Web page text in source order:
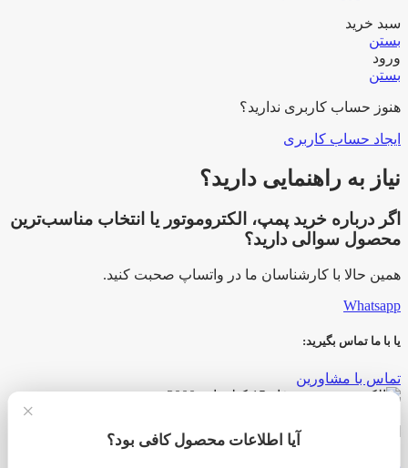
سبد خرید
بستن
ورود
بستن
هنوز حساب کاربری ندارید؟
ایجاد حساب کاربری
نیاز به راهنمایی دارید؟
اگر درباره خرید پمپ، الکتروموتور یا انتخاب مناسب‌ترین
محصول سوالی دارید؟
همین حالا با کارشناسان ما در واتساپ صحبت کنید.
Whatsapp
یا با ما تماس بگیرید:
تماس با مشاورین
الکتروموتور سه فاز 15 کیلووات 3000 دور زیمنس
×
آیا اطلاعات محصول کافی بود؟